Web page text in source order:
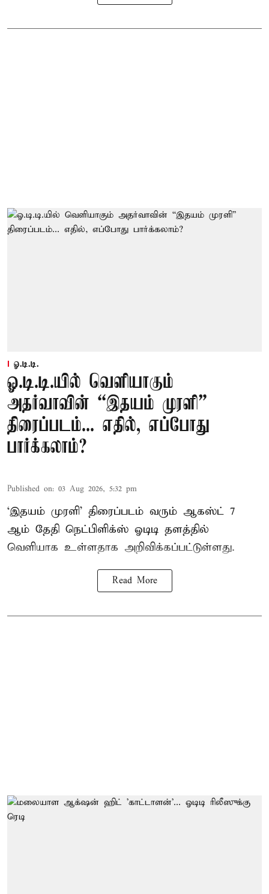
ஓ.டி.டி.
ஓ.டி.டி.யில் வெளியாகும்
அதர்வாவின் “இதயம் முரளி”
திரைப்படம்... எதில், எப்போது
பார்க்கலாம்?
Published on: 03 Aug 2026, 5:32 pm
‘இதயம் முரளி’ திரைப்படம் வரும் ஆகஸ்ட் 7
ஆம் தேதி நெட்பிளிக்ஸ் ஓடிடி தளத்தில்
வெளியாக உள்ளதாக அறிவிக்கப்பட்டுள்ளது.
Read More